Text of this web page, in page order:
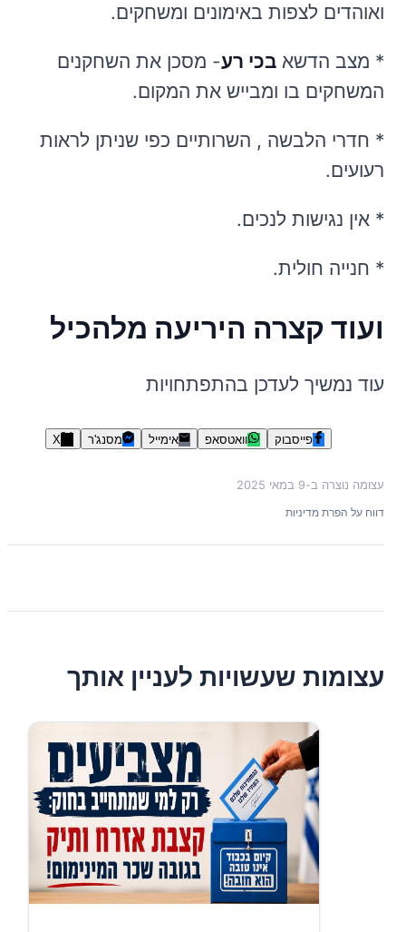
ואוהדים לצפות באימונים ומשחקים.
* מצב הדשא בכי רע- מסכן את השחקנים
המשחקים בו ומבייש את המקום.
* חדרי הלבשה , השרותיים כפי שניתן לראות
רעועים.
* אין נגישות לנכים.
* חנייה חולית.
ועוד קצרה היריעה מלהכיל
עוד נמשיך לעדכן בהתפתחויות
פייסבוק וואטסאפ אימייל מסנג'ר X
עצומה נוצרה ב-9 במאי 2025
דווח על הפרת מדיניות
עצומות שעשויות לעניין אותך